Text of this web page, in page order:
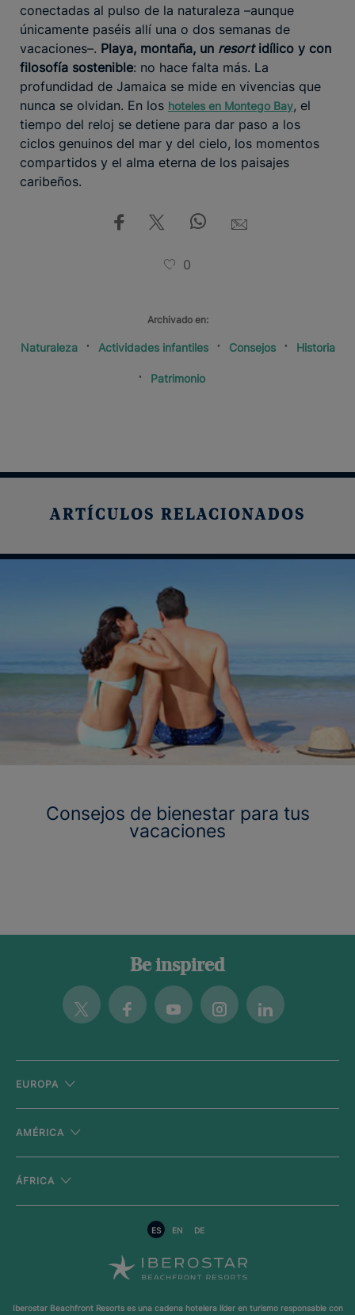
conectadas al pulso de la naturaleza –aunque
únicamente paséis allí una o dos semanas de
vacaciones–. Playa, montaña, un resortidílico y con
filosofía sostenible: no hace falta más. La
profundidad de Jamaica se mide en vivencias que
nunca se olvidan. En los hoteles en Montego Bay, el
tiempo del reloj se detiene para dar paso a los
ciclos genuinos del mar y del cielo, los momentos
compartidos y el alma eterna de los paisajes
caribeños.
0
Archivado en:
Naturaleza Actividades infantiles Consejos Historia
Patrimonio
ARTÍCULOS RELACIONADOS
Consejos de bienestar para tus
vacaciones
Be inspired
Twitter FacebookYoutubeInstagramLinkedin
EUROPA
AMÉRICA
ÁFRICA
ES EN DE
Iberostar Beachfront Resorts es una cadena hotelera líder en turismo responsable con